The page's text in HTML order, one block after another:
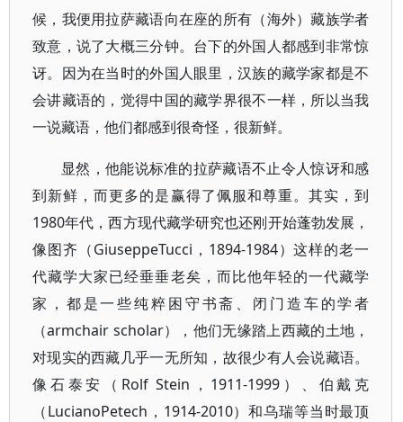
候，我便用拉萨藏语向在座的所有（海外）藏族学者
致意，说了大概三分钟。台下的外国人都感到非常惊
讶。因为在当时的外国人眼里，汉族的藏学家都是不
会讲藏语的，觉得中国的藏学界很不一样，所以当我
一说藏语，他们都感到很奇怪，很新鲜。
显然，他能说标准的拉萨藏语不止令人惊讶和感
到新鲜，而更多的是赢得了佩服和尊重。其实，到
1980年代，西方现代藏学研究也还刚开始蓬勃发展，
像图齐（GiuseppeTucci，1894-1984）这样的老一
代藏学大家已经垂垂老矣，而比他年轻的一代藏学
家，都是一些纯粹困守书斋、闭门造车的学者
（armchair scholar），他们无缘踏上西藏的土地，
对现实的西藏几乎一无所知，故很少有人会说藏语。
像石泰安（Rolf Stein，1911-1999）、伯戴克
（LucianoPetech，1914-2010）和乌瑞等当时最顶